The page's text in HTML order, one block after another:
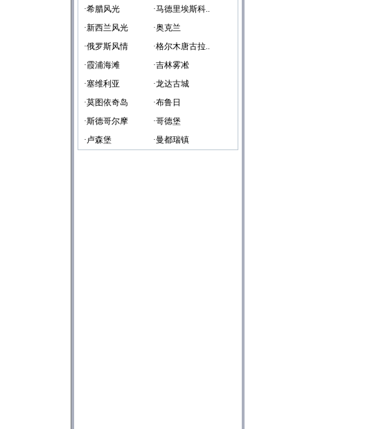
·希腊风光
·马德里埃斯科..
·新西兰风光
·奥克兰
·俄罗斯风情
·格尔木唐古拉..
·霞浦海滩
·吉林雾凇
·塞维利亚
·龙达古城
·莫图依奇岛
·布鲁日
·斯德哥尔摩
·哥德堡
·卢森堡
·曼都瑞镇